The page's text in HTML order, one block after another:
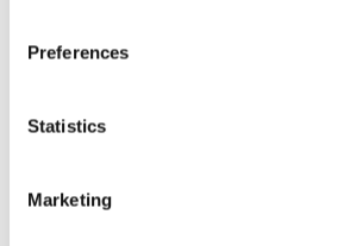
Preferences
Statistics
Marketing